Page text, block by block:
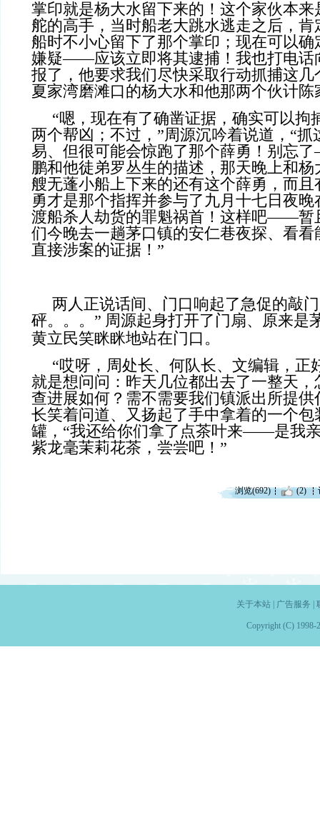
掌印就是杨大水留下来的！这个家伙本
舵的高手，当时船老大跳水逃走之后，
船时不小心留下了那个掌印；现在可以
嫌疑——应该立即将其逮捕！我也打电话
报了，他要求我们尽快采取行动抓捕这
夏家湾磨滩口的杨大水和他那两个伙计陈
“嗯，现在有了确凿证据，确实可以拘
两个帮凶；不过，”周源沉吟着说道，“抓
易、但很可能会惊跑了那个薛勇！别忘
鹏和他徒弟罗丛生的描述，那天晚上和
艘无蓬小船上下来的还有这个薛勇，而
勇才是那个指挥并参与了九月十七日夜
渡船杀人劫货的罪魁祸首！这样吧——暂
们今晚去一趟茅口镇的安仁巷夜探、看
直接涉案的证据！”
两人正说话间、门口响起了急促的敲
砰。。。” 周源起身打开了门扇、原来是
黄立民笑眯眯地站在门口。
“哎呀，周处长、何队长、文编辑，
就是想问问：昨天几位都出去了一整天
查进展如何？需不需要我们镇派出所提供
长笑着问道、又扬起了手中拿着的一个包
罐，“我还给你们拿了点茶叶来——是我
紫龙毫茉莉花茶，尝尝吧！”
浏览(692) (2)
关于本站| 广告服务
Copyright (C) 1998-